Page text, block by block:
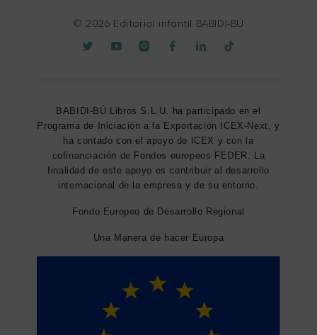
© 2026 Editorial infantil BABIDI-BÚ
BABIDI-BÚ Libros S.L.U. ha participado en el
Programa de Iniciación a la Exportación ICEX-Next, y
ha contado con el apoyo de ICEX y con la
cofinanciación de Fondos europeos FEDER. La
finalidad de este apoyo es contribuir al desarrollo
internacional de la empresa y de su entorno.
Fondo Europeo de Desarrollo Regional
Una Manera de hacer Europa